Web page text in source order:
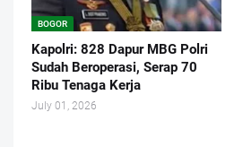
BOGOR
Kapolri: 828 Dapur MBG Polri
Sudah Beroperasi, Serap 70
Ribu Tenaga Kerja
July 01, 2026